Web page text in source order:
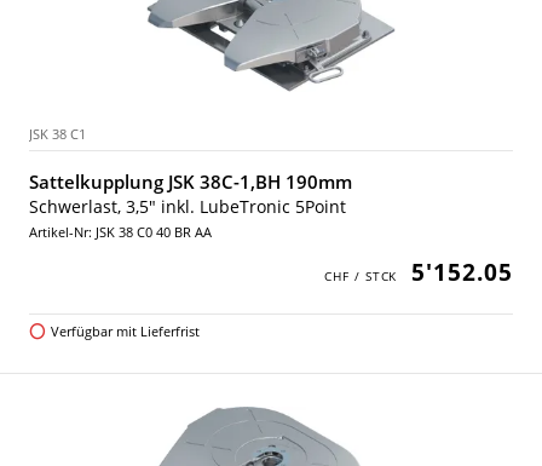
JSK 38 C1
Sattelkupplung JSK 38C-1,BH 190mm
Schwerlast, 3,5" inkl. LubeTronic 5Point
Artikel-Nr: JSK 38 C0 40 BR AA
5'152.05
Verfügbar mit Lieferfrist